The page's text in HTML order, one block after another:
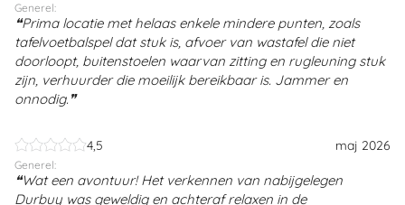
Generel:
Prima locatie met helaas enkele mindere punten, zoals
tafelvoetbalspel dat stuk is, afvoer van wastafel die niet
doorloopt, buitenstoelen waarvan zitting en rugleuning stuk
zijn, verhuurder die moeilijk bereikbaar is. Jammer en
onnodig.
4,5 maj 2026
Generel:
Wat een avontuur! Het verkennen van nabijgelegen
Durbuy was geweldig en achteraf relaxen in de